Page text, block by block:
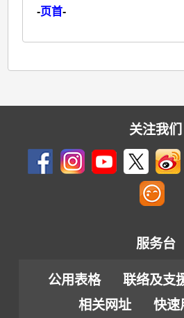
-页首-
关注我们
服务台
公用表格 联络及支
相关网址
快速